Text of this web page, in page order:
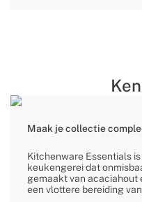
Maak je collectie
Kitchenware Essentials
keukengerei dat
gemaakt van acaciahout
een vlottere bereiding